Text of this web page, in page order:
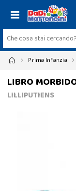
Prima Infanzia
LIBRO
LILLIPUTIENS